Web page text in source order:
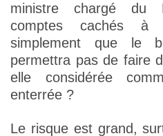
ministre chargé du
comptes cachés à
simplement que le
permettra pas de faire
elle considérée
enterrée ?
Le risque est grand,